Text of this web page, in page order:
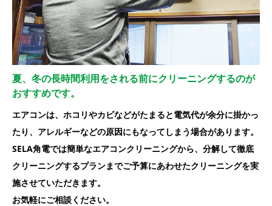
夏、冬の長時間利用をされる前にクリーニングするのが
おすすめです。
エアコンは、ホコリやカビなどがたまると電気代が余分に掛かっ
たり、アレルギーなどの原因にもなってしまう場合があります。
SELA角電では簡単なエアコンクリーニングから、分解して徹底
クリーニングするプランまでご予算にあわせたクリーニングを実
施させていただきます。
お気軽にご相談ください。